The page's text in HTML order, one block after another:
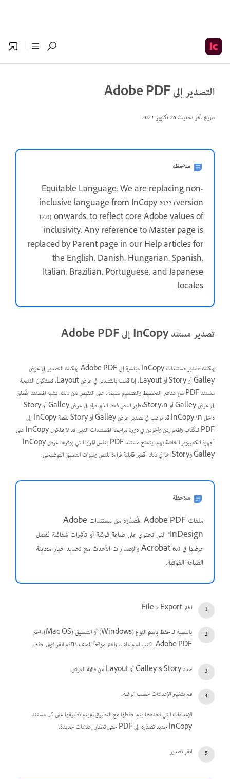
التصدير إلى Adobe PDF
تاريخ آخر تحديث26 أكتوبر 2021
ملاحظة
Equitable Language: We are replacing non-
inclusive language from InCopy 2022 (version
17.0) onwards, to reflect core Adobe values of
inclusivity. Any reference to Master page is
replaced by Parent page in our Help articles for
the English, Danish, Hungarian, Spanish,
Italian, Brazilian, Portuguese, and Japanese
locales
.
تصدير مستند InCopy إلى Adobe PDF
يمكنك تصدير مستندات InCopy مباشرة إلى Adobe PDF. يمكنك التصدير في عرض
Galley أو Story أو Layout. إذا قمت بالتصدير في عرض Layout، فستكون النتيجة
مستند PDF مع عناصر التخطيط والتصميم سليمة. على النقيض من ذلك، يشبه المستند المُطلق
في عرض Galley أو Story\nمظهر النص فقط الذي تراه في عرض Galley أو Story
داخل InCopy.\n قد ترغب في تصدير عرض Galley أو Story لقصة InCopy إلى
PDF للكُتّاب والمحررين وآخرين في دورة مراجعة المستندات الذين قد لا يملكون InCopy على
أجهزة الكمبيوتر الخاصة بهم. يتمتع مستند PDF بنفس المزايا التي يوفرها عرض InCopy
Galley وStory، بما في ذلك أقصى قابلية قراءة للنص وميزات التعليق التوضيحي.
ملاحظة
ملفات Adobe PDF المُصدَّرة من مستندات Adobe
InDesign® التي تحتوي على طباعة فوقية أو تأثيرات شفافية يُفضل
عرضها في Acrobat 6.0 والإصدارات الأحدث مع تحديد خيار معاينة
الطباعة الفوقية.
اختر File > Export.
بالنسبة لـحفظ باسم
النوع (Windows) أو التنسيق (Mac OS)، اختر
Adobe PDF. اكتب اسم ملف، واختر موقعاً للملف،\nثم انقر فوق حفظ.
حدد Galley & Story أو Layout من قائمة العرض.
قم بتغيير الإعدادات حسب الرغبة.
الإعدادات التي تحددها يتم حفظها مع التطبيق، ويتم تطبيقها على كل مستند
InCopy جديد تصدّره إلى PDF حتى تختار إعدادات جديدة.
انقر تصدير.